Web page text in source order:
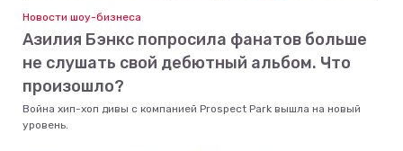
Новости шоу-бизнеса
Азилия Бэнкс попросила фанатов больше
не слушать свой дебютный альбом. Что
произошло?
Война хип-хоп дивы с компанией Prospect Park вышла на новый
уровень.